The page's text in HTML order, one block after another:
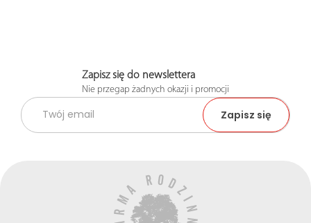
Zapisz się do newslettera
Nie przegap żadnych okazji i promocji